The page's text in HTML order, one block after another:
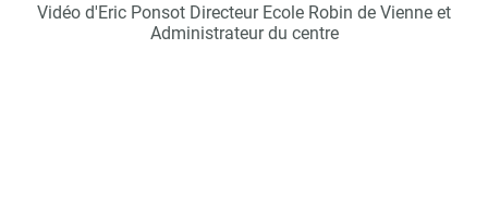
Vidéo d'Eric Ponsot Directeur Ecole Robin de Vienne et
Administrateur du centre